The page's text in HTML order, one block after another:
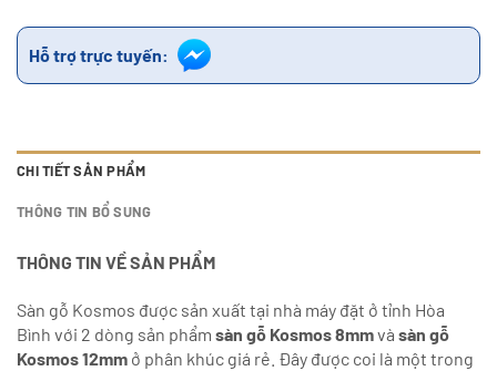
Hỗ trợ trực tuyến:
CHI TIẾT SẢN PHẨM
THÔNG TIN BỔ SUNG
THÔNG TIN VỀ SẢN PHẨM
Sàn gỗ Kosmos được sản xuất tại nhà máy đặt ở tỉnh Hòa
Bình với 2 dòng sản phẩm sàn gỗ Kosmos 8mmvà sàn gỗ
Kosmos12mm ở phân khúc giá rẻ. Đây được coi là một trong